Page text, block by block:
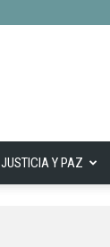
JUSTICIA Y PAZ